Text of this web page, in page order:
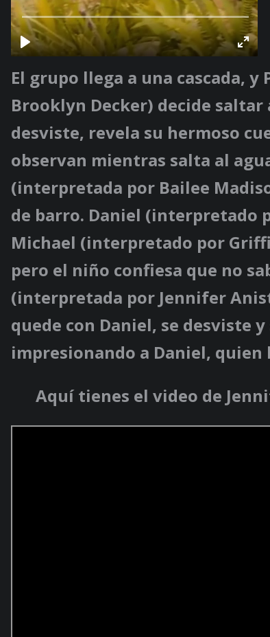
El grupo llega a una cascada, y
Brooklyn Decker) decide saltar
desviste, revela su hermoso
observan mientras salta al
(interpretada por Bailee
de barro. Daniel (interpretado
Michael (interpretado por
pero el niño confiesa que no
(interpretada por Jennifer
quede con Daniel, se desviste
impresionando a Daniel, quien
Aquí tienes el video de